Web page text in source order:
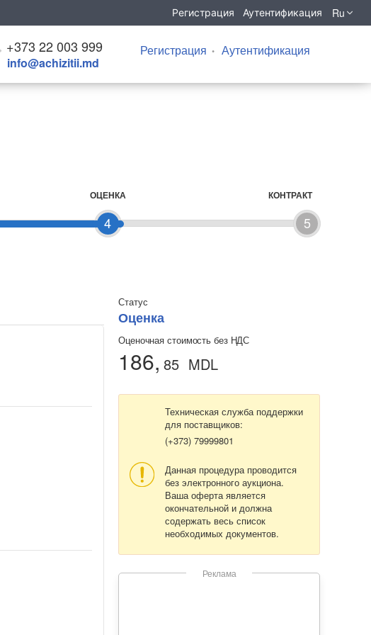
Регистрация Аутентификация Ru
+373 22 003 999
info@achizitii.md
Регистрация Аутентификация
4
ОЦЕНКА
5
КОНТРАКТ
Статус
Оценка
Оценочная стоимость без НДС
186, 85 MDL
Техническая служба поддержки
для поставщиков:
(+373) 79999801
Данная процедура проводится
без электронного аукциона.
Ваша оферта является
окончательной и должна
содержать весь список
необходимых документов.
Реклама